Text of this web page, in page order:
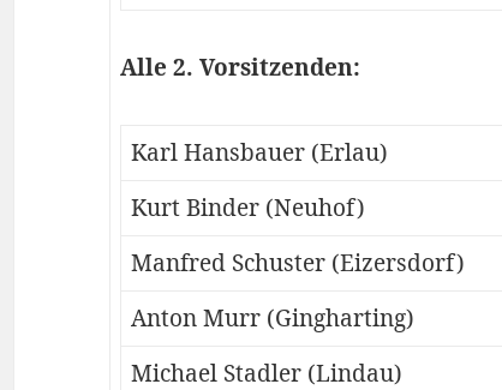
Alle 2. Vorsitzenden:
Karl Hansbauer (Erlau)
Kurt Binder (Neuhof)
Manfred Schuster (Eizersdorf)
Anton Murr (Gingharting)
Michael Stadler (Lindau)